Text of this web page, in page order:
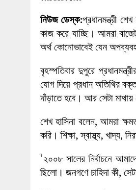
1 AUGUST 2026 |
নিউজ ডেস্ক:প্রধানমন্ত্রী
কাজ করে যাচ্ছি। আমরা
অর্থ কোনোভাবেই যেন
বৃহস্পতিবার দুপুরে
যোগ দিয়ে প্রধান অতিথির
দাঁড়াতে হবে। আর সেটা
শেখ হাসিনা বলেন, আমরা
করি। শিক্ষা, স্বাস্থ্য, খাদ্য,
‘২০০৮ সালের নির্বাচনে
ছিলো। জনগণে চাহিদা কী,